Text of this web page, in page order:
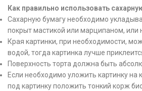
Как правильно использовать
Сахарную бумагу необходимо
покрыт мастикой или марципаном, или
Края картинки, при необходимости,
водой, тогда картинка лучше
Поверхность торта должна быть
Если необходимо уложить картинку на
под картинку положить тонкий корж